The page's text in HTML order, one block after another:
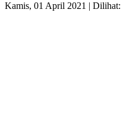
Kamis, 01 April 2021 | Dilihat: